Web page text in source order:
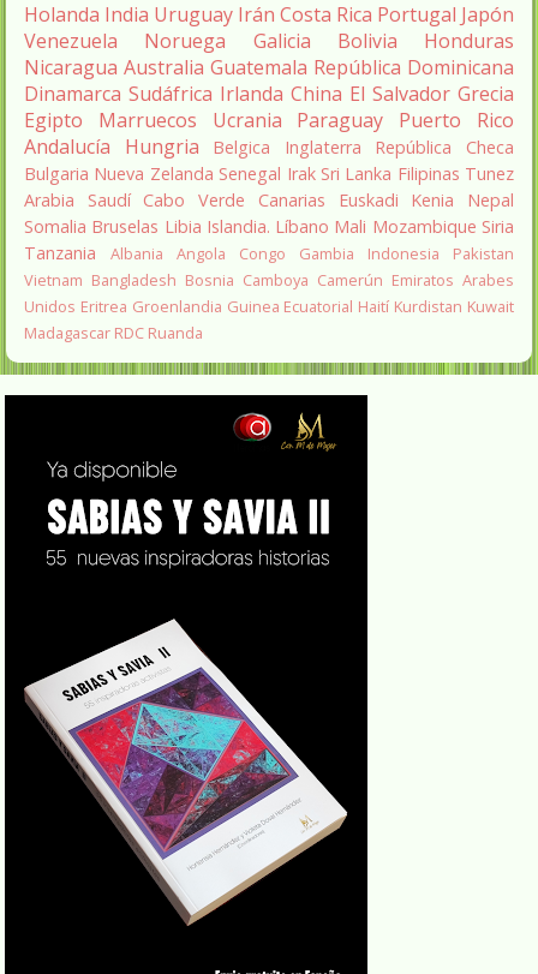
Holanda India Uruguay Irán Costa Rica Portugal Japón
Venezuela
Noruega Galicia Bolivia
Honduras
Nicaragua Australia Guatemala República Dominicana
Dinamarca Sudáfrica Irlanda China El Salvador Grecia
Egipto
Marruecos Ucrania Paraguay
Puerto Rico
Andalucía
Hungria Belgica Inglaterra
República Checa
Bulgaria Nueva Zelanda Senegal Irak Sri Lanka Filipinas Tunez
Arabia Saudí Cabo Verde Canarias Euskadi Kenia
Nepal
Somalia Bruselas Libia Islandia. Líbano Mali Mozambique Siria
Tanzania
Albania Angola Congo Gambia Indonesia
Pakistan
Vietnam Bangladesh Bosnia Camboya Camerún Emiratos Arabes
Unidos Eritrea Groenlandia Guinea Ecuatorial Haití Kurdistan Kuwait
Madagascar RDC Ruanda